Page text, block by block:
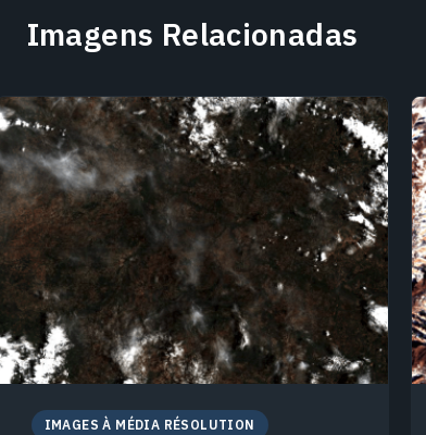
Imagens Relacionadas
IMAGES À MÉDIA RÉSOLUTION